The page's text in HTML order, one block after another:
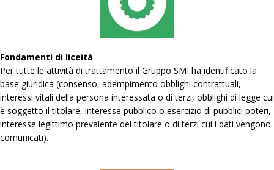
Fondamenti di liceità
Per tutte le attività di trattamento il Gruppo SMI ha identificato la
base giuridica (consenso, adempimento obblighi contrattuali,
interessi vitali della persona interessata o di terzi, obblighi di legge cui
è soggetto il titolare, interesse pubblico o esercizio di pubblici poteri,
interesse legittimo prevalente del titolare o di terzi cui i dati vengono
comunicati).